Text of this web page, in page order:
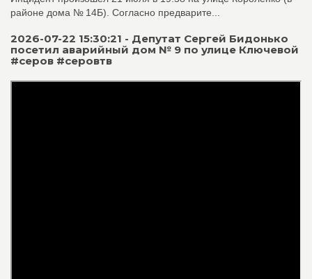
районе дома № 14Б). Согласно предварите...
2026-07-22 15:30:21 - Депутат Сергей Бидонько
посетил аварийный дом № 9 по улице Ключевой
#серов #серовтв